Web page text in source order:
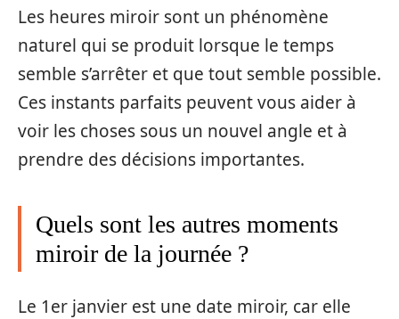
Les heures miroir sont un phénomène
naturel qui se produit lorsque le temps
semble s’arrêter et que tout semble possible.
Ces instants parfaits peuvent vous aider à
voir les choses sous un nouvel angle et à
prendre des décisions importantes.
Quels sont les autres moments
miroir de la journée ?
Le 1er janvier est une date miroir, car elle